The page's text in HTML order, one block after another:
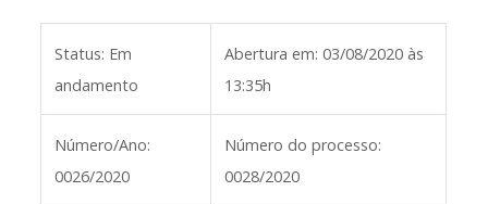
Status: Em
andamento
Abertura em: 03/08/2020 às
13:35h
Número/Ano:
0026/2020
Número do processo:
0028/2020